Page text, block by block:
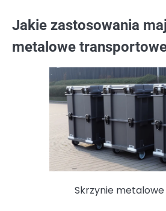
Jakie zastosowania
metalowe
Skrzynie